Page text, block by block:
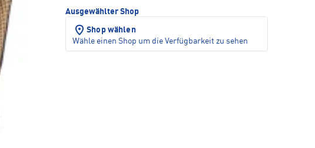
Ausgewählter Shop
Shop wählen
Wähle einen Shop um die Verfügbarkeit zu sehen